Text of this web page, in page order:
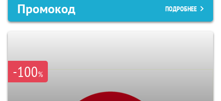
Промокод ПОДРОБНЕЕ
-100%